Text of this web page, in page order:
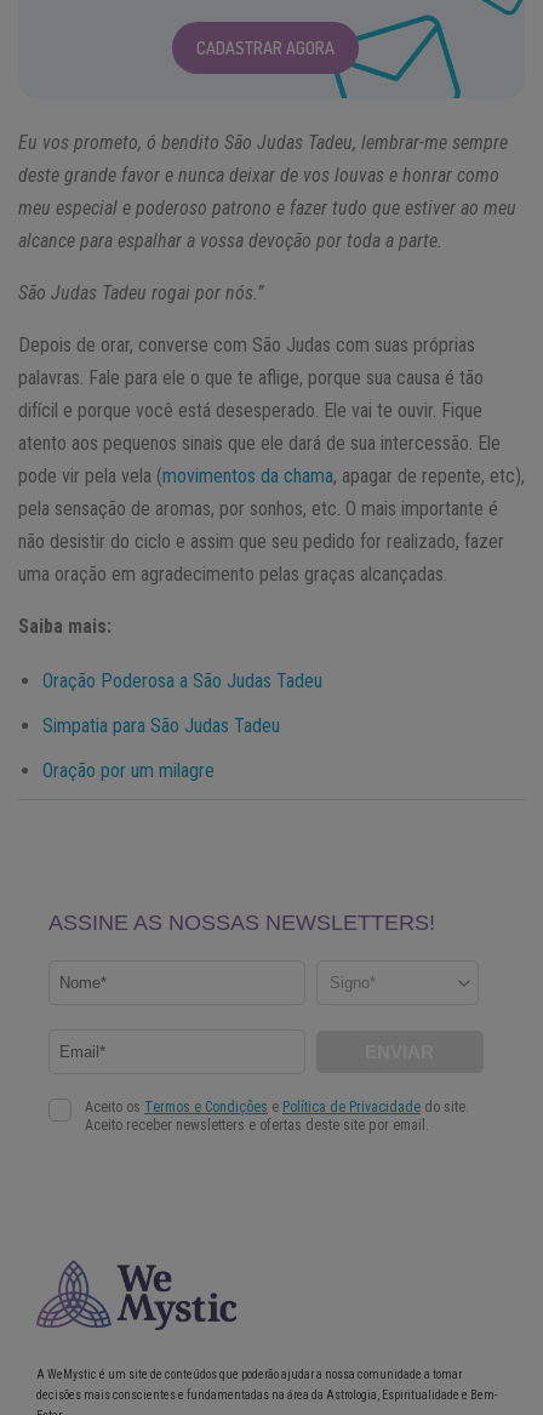
CADASTRAR AGORA
Eu vos prometo, ó bendito São Judas Tadeu, lembrar-me sempre
deste grande favor e nunca deixar de vos louvas e honrar como
meu especial e poderoso patrono e fazer tudo que estiver ao meu
alcance para espalhar a vossa devoção por toda a parte.
São Judas Tadeu rogai por nós.”
Depois de orar, converse com São Judas com suas próprias
palavras. Fale para ele o que te aflige, porque sua causa é tão
difícil e porque você está desesperado. Ele vai te ouvir. Fique
atento aos pequenos sinais que ele dará de sua intercessão. Ele
pode vir pela vela (movimentos da chama, apagar de repente, etc),
pela sensação de aromas, por sonhos, etc. O mais importante é
não desistir do ciclo e assim que seu pedido for realizado, fazer
uma oração em agradecimento pelas graças alcançadas.
Saiba mais:
Oração Poderosa a São Judas Tadeu
Simpatia para São Judas Tadeu
Oração por um milagre
A WeMystic é um site de conteúdos que poderão ajudar a nossa comunidade a tomar
decisões mais conscientes e fundamentadas na área da Astrologia, Espiritualidade e Bem-